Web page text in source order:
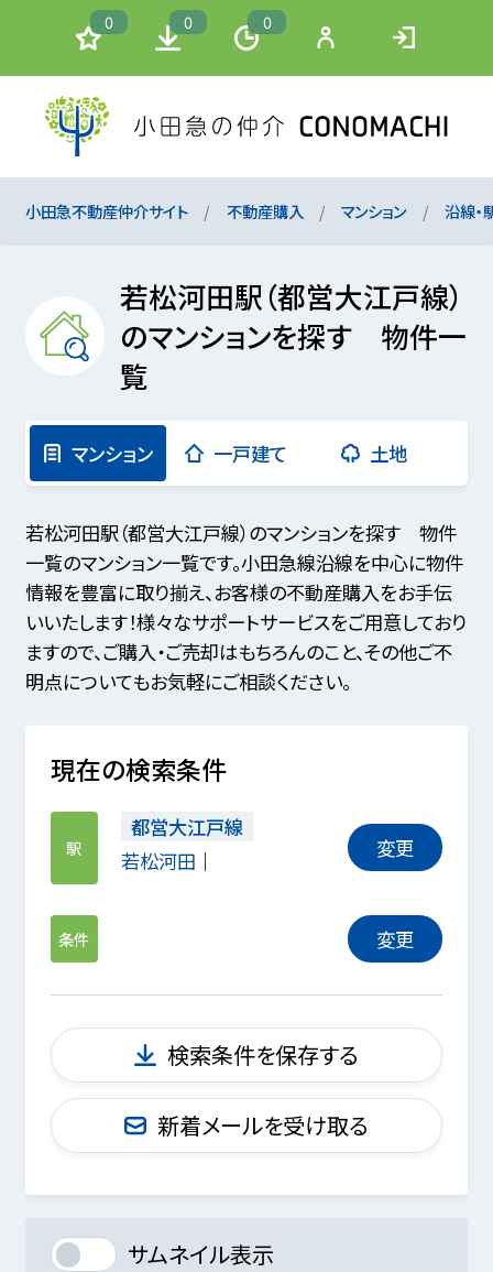
0 0 0
小田急不動産仲介サイト 不動産購入 マンション 沿線・
若松河田駅（都営大江戸線）
のマンションを探す 物件一
覧
マンション 一戸建て 土地
若松河田駅（都営大江戸線）のマンションを探す 物件
一覧のマンション一覧です。小田急線沿線を中心に物件
情報を豊富に取り揃え、お客様の不動産購入をお手伝
いいたします！様々なサポートサービスをご用意しており
ますので、ご購入・ご売却はもちろんのこと、その他ご不
明点についてもお気軽にご相談ください。
現在の検索条件
駅
都営大江戸線
若松河田
変更
条件 変更
検索条件を保存する
新着メールを受け取る
サムネイル表示